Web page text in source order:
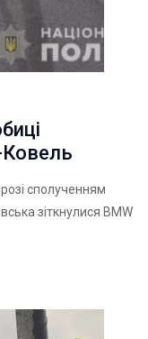
Ковель
сполученням
зіткнулися BMW